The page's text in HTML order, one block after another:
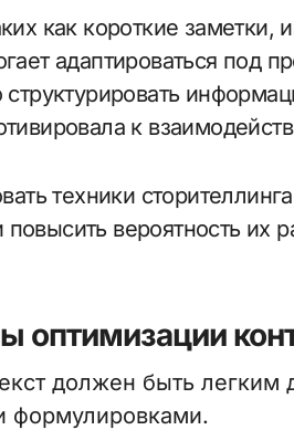
как короткие заметки,
адаптироваться под
к
техники
вероятность их
оптимизации
должен быть легким
формулировками.